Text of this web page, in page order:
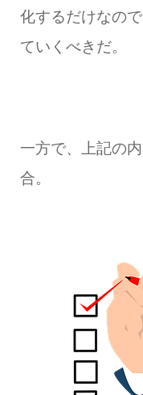
化するだけなの
ていくべきだ。
一方で、上記の
合。